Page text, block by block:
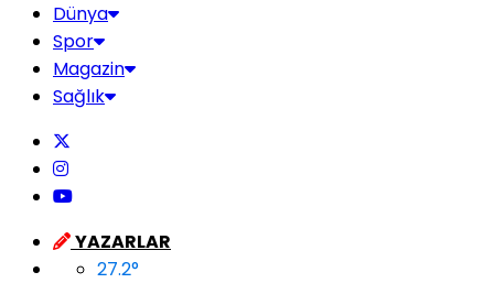
Dünya
Spor
Magazin
Sağlık
YAZARLAR
27.2°